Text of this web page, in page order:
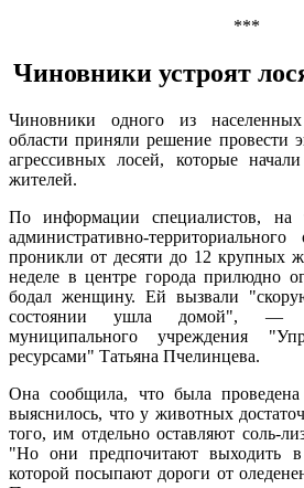
***
Чиновники устроят
Чиновники одного из
области приняли решение провести
агрессивных лосей, которые
жителей.
По информации специалистов, на
административно-
проникли от десяти до 12 крупных
неделе в центре города прилюдно
бодал женщину. Ей вызвали
состоянии ушла домой", —
муниципального учреждения
ресурсами" Татьяна Пчелинцева.
Она сообщила, что была
выяснилось, что у животных
того, им отдельно оставляют соль-
"Но они предпочитают выходить
которой посыпают дороги от